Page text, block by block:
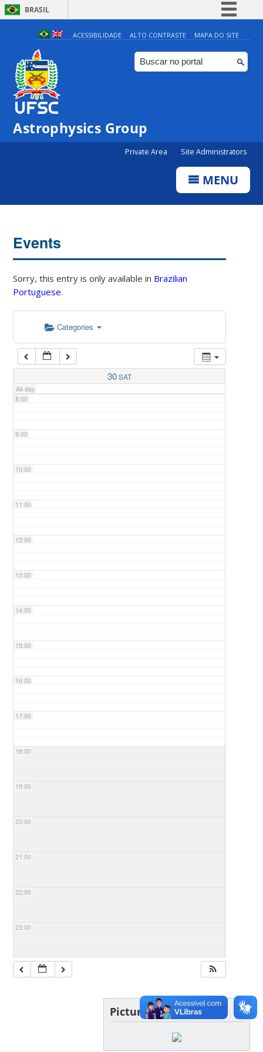
BRASIL
Simplifique!
Comunica BR
Participe
ACESSIBILIDADE ALTO CONTRASTE MAPA DO SITE
Astrophysics Group
Private Area Site Administrators
MENU
Events
Sorry, this entry is only available in Brazilian
Portuguese.
Categories
30SAT
All-day
4:00
5:00
7:00
8:00
9:00
10:00
11:00
12:00
13:00
14:00
15:00
16:00
17:00
18:00
19:00
20:00
21:00
22:00
23:00
Picture of the day